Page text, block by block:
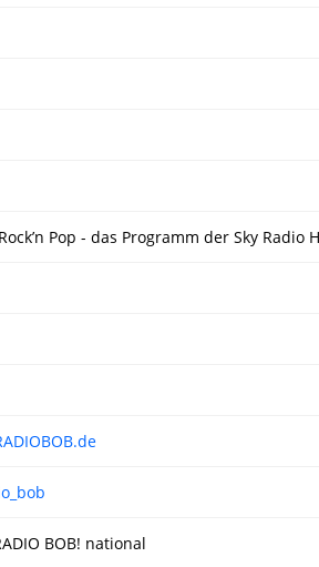
Pop - das Programm der Sky
BOB! national